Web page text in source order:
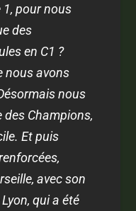
pour nous
des
en C1 ?
nous avons
nous
des Champions,
Et puis
avec son
qui a été